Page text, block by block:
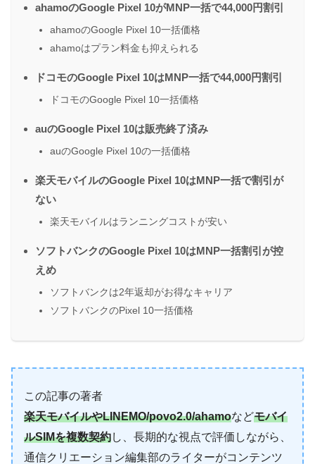
ahamoのGoogle Pixel 10がMNP一括で44,000円割引
ahamoのGoogle Pixel 10一括価格
ahamoはプラン料金も抑えられる
ドコモのGoogle Pixel 10はMNP一括で44,000円割引
ドコモのGoogle Pixel 10一括価格
auのGoogle Pixel 10は販売終了済み
auのGoogle Pixel 10の一括価格
楽天モバイルのGoogle Pixel 10はMNP一括で割引が
ない
楽天モバイルはランニングコストが安い
ソフトバンクのGoogle Pixel 10はMNP一括割引が控
えめ
ソフトバンクは2年返却がお得なキャリア
ソフトバンクのPixel 10一括価格
この記事の著者
楽天モバイルやLINEMO/povo2.0/ahamoなどモバイ
ルSIMを複数契約し、長期的な視点で評価しながら、
通信クリエーション編集部のライターがコンテンツ